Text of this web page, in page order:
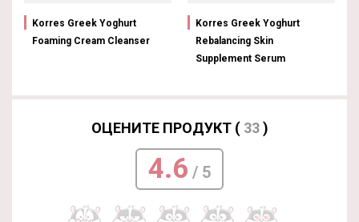
Korres Greek Yoghurt
Foaming Cream Cleanser
Korres Greek Yoghurt
Rebalancing Skin
Supplement Serum
ОЦЕНИТЕ ПРОДУКТ ( 33)
4.6 / 5